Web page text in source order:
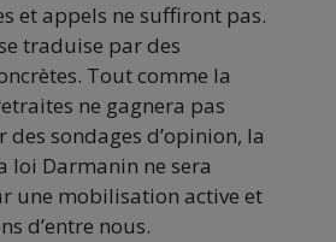
et appels ne suffiront pas.
traduise par des
Tout comme la
ne gagnera pas
sondages d’opinion, la
loi Darmanin ne sera
une mobilisation active et
d’entre nous.